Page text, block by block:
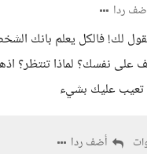
ردا
لك! فالكل يعلم بانك
على نفسك؟ لماذا تنتظر؟
تعيب عليك بشيء
أضف ردا